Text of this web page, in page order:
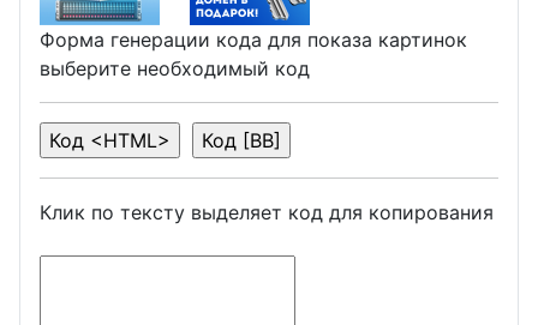
Форма генерации кода для показа картинок
выберите необходимый код
Клик по тексту выделяет код для копирования